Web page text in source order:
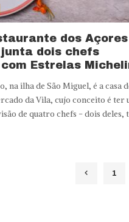
dos Açores
dois chefs
Estrelas
na ilha de São Miguel, é a casa
da Vila, cujo conceito é ter
de quatro chefs - dois deles,
1